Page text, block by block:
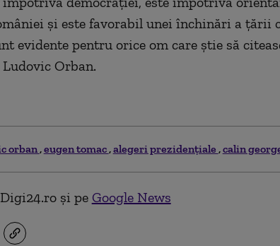
şi este favorabil unei închinări a ţării
evidente pentru orice om care ştie să
Ludovic Orban.
orban eugen tomac alegeri prezidențiale calin
și pe Google News